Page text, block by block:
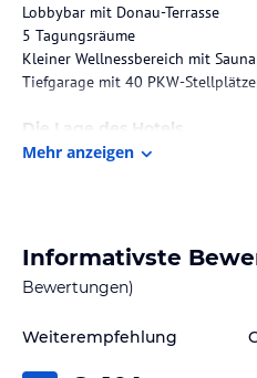
Lobbybar mit Donau-Terrasse
5 Tagungsräume
Kleiner Wellnessbereich mit Sauna
Tiefgarage mit 40 PKW-
Die Lage des Hotels
Höchst zentral und dennoch
Innenstadt sind minutenschnell
Entfernungen
Thundorferstraße: 800 m
Flughafen Nürnberg: 105 km
Mehr anzeigen
Informativste
Bewertungen)
Weiterempfehlung